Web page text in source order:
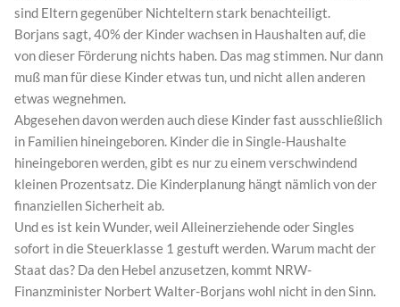
sind Eltern gegenüber Nichteltern stark benachteiligt.
Borjans sagt, 40% der Kinder wachsen in Haushalten auf, die
von dieser Förderung nichts haben. Das mag stimmen. Nur dann
muß man für diese Kinder etwas tun, und nicht allen anderen
etwas wegnehmen.
Abgesehen davon werden auch diese Kinder fast ausschließlich
in Familien hineingeboren. Kinder die in Single-Haushalte
hineingeboren werden, gibt es nur zu einem verschwindend
kleinen Prozentsatz. Die Kinderplanung hängt nämlich von der
finanziellen Sicherheit ab.
Und es ist kein Wunder, weil Alleinerziehende oder Singles
sofort in die Steuerklasse 1 gestuft werden. Warum macht der
Staat das? Da den Hebel anzusetzen, kommt NRW-
Finanzminister Norbert Walter-Borjans wohl nicht in den Sinn.